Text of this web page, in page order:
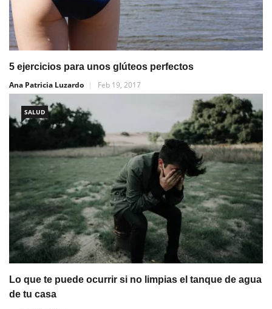
5 ejercicios para unos glúteos perfectos
Ana Patricia Luzardo
Feb 19, 2017
SALUD
Lo que te puede ocurrir si no limpias el tanque de agua
de tu casa